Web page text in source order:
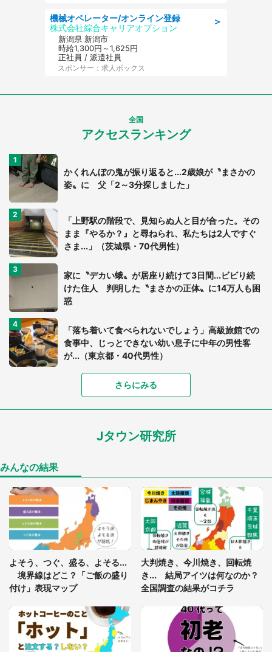
＞
機械オペレーター/オンライン登録
株式会社綜合キャリアオプション
新潟県 新潟市
時給1,300円～1,625円
正社員 / 派遣社員
スポンサー：求人ボックス
全国
アクセスランキング
かくれんぼの鬼が振り返ると...2歳娘が〝まさかの
姿〟に 父「2～3分探しました」
「上野駅の階段で、見知らぬ人と目が合った。その
まま『やるか？』と尋ねられ、私たちは2人ですぐ
さま...」（茨城県・70代男性）
家に〝デカい蛾〟が居座り続けて3日間...ビビり続
けた住人 判明した〝まさかの正体〟に14万人も困
惑
「落ち着いて食べられないでしょう」高級旅館での
食事中、じっとできない幼い息子に中年の男性客
が...（東京都・40代男性）
「富豪すぎ」1歳息子の〝店頭駄々こね〟の内容に1.
7万人驚がく 「お菓子売り場ならまだしも...」「ハ
ードル高い」
「閉所恐怖症の私は新幹線で大パニック。隣席の青
「ゾワゾワする」「本当に気持ち悪い」 道端でバ
グっちゃってた〝野生の野菜〟に6.5万人戦慄
座布団だろ」「食パンの耳」と1.4万人困惑
っ暗な道で遭難状態。なんとか見つけた民家に助け
を求めると、住人の男性が...」
さらにみる
Jタウン研究所
みんなの結果
よそう、つぐ、盛る、よそる...
境界線はどこ？「ご飯の盛り
付け」表現マップ
大判焼き、今川焼き、回転焼
き... 結局アイツは何なのか？
全国調査の結果がコチラ